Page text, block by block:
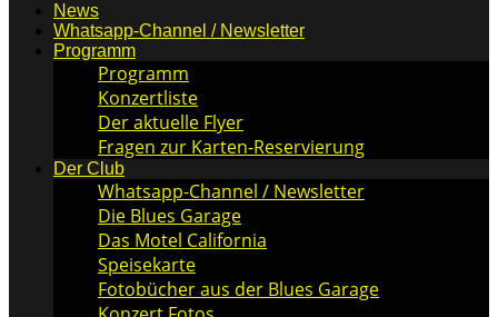
News
Whatsapp-Channel / Newsletter
Programm
Programm
Konzertliste
Der aktuelle Flyer
Fragen zur Karten-Reservierung
Der Club
Whatsapp-Channel / Newsletter
Die Blues Garage
Das Motel California
Speisekarte
Fotobücher aus der Blues Garage